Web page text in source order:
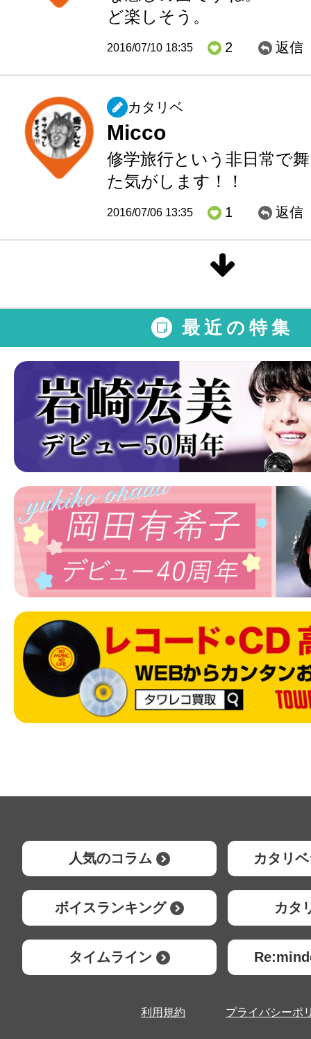
ど楽しそう。
2016/07/10 18:35 2 返信
カタリベ
Micco
修学旅行という非日常で
た気がします！！
2016/07/06 13:35 1 返信
最近の特集
人気のコラム カタリ
ボイスランキング カタ
タイムライン
利用規約 プライバシーポ